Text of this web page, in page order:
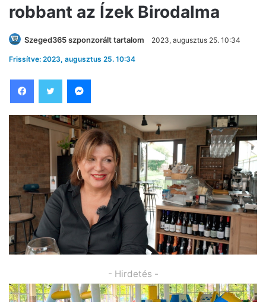
robbant az Ízek Birodalma
Szeged365 szponzorált tartalom 2023, augusztus 25. 10:34
Frissítve: 2023, augusztus 25. 10:34
- Hirdetés -